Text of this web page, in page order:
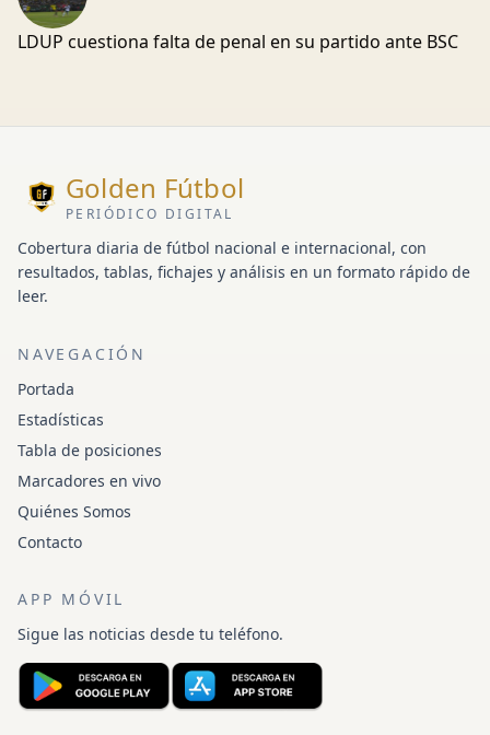
LDUP cuestiona falta de penal en su partido ante BSC
Golden Fútbol
PERIÓDICO DIGITAL
Cobertura diaria de fútbol nacional e internacional, con
resultados, tablas, fichajes y análisis en un formato rápido de
leer.
NAVEGACIÓN
Portada
Estadísticas
Tabla de posiciones
Marcadores en vivo
Quiénes Somos
Contacto
APP MÓVIL
Sigue las noticias desde tu teléfono.